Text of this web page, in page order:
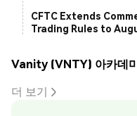
CFTC Extends
Trading Rules to
Vanity (VNTY) 아카데
더 보기